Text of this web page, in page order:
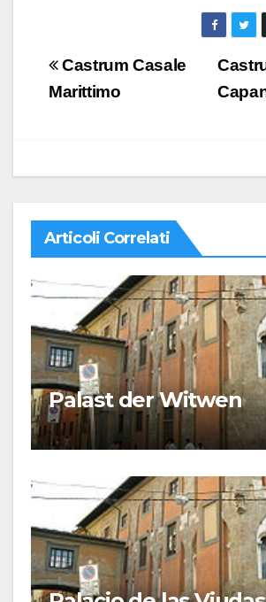
Navigazione
articoli
Castrum Casale
Marittimo
Articoli Correlati
Palast der Witwen